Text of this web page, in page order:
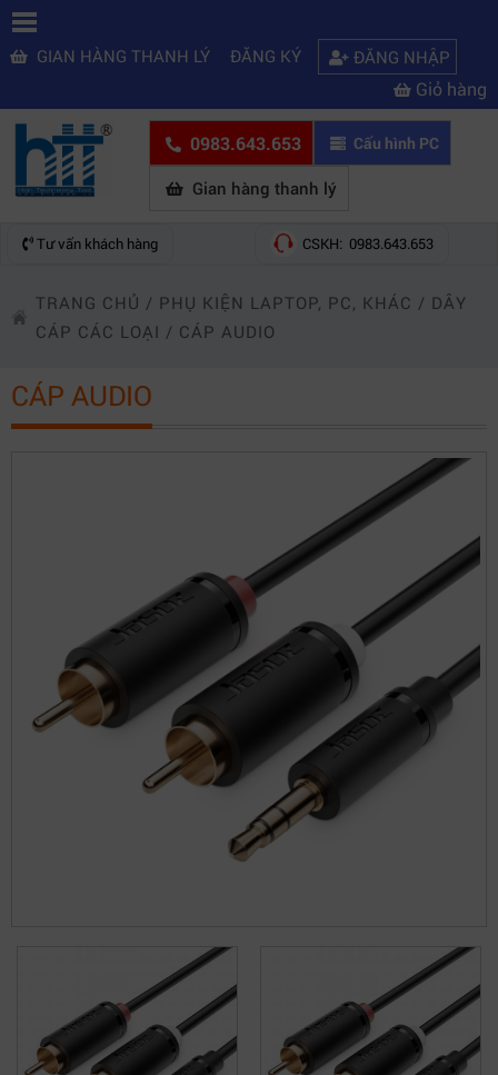
GIAN HÀNG THANH LÝ ĐĂNG KÝ ĐĂNG NHẬP
Giỏ hàng
0983.643.653 Cấu hình PC
Gian hàng thanh lý
Tư vấn khách hàng CSKH: 0983.643.653
TRANG CHỦ / PHỤ KIỆN LAPTOP, PC, KHÁC / DÂY
CÁP CÁC LOẠI / CÁP AUDIO
CÁP AUDIO